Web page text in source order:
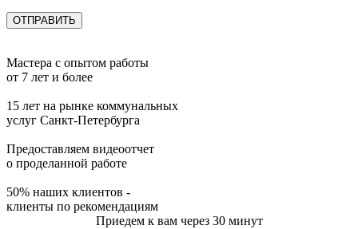
Мастера с опытом работы
от 7 лет и более
15 лет на рынке коммунальных
услуг Санкт-Петербурга
Предоставляем видеоотчет
о проделанной работе
50% наших клиентов -
клиенты по рекомендациям
Приедем к вам через 30 минут